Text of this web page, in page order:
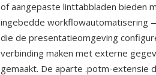
of aangepaste linttabbladen bieden
ingebedde workflowautomatisering
die de presentatieomgeving
verbinding maken met externe
gemaakt. De aparte .potm-extensie